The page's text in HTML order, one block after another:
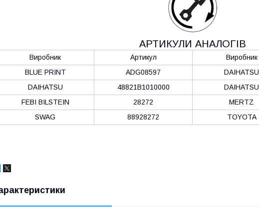
АРТИКУЛИ АНАЛОГІВ
Виробник Артикул Виробник
BLUE PRINT
ADG08597 DAIHATSU
DAIHATSU
48821B1010000 DAIHATSU
FEBI BILSTEIN
28272 MERTZ
SWAG
88928272 TOYOTA